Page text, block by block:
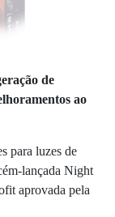
de
ao
para luzes de
lançada Night
aprovada pela